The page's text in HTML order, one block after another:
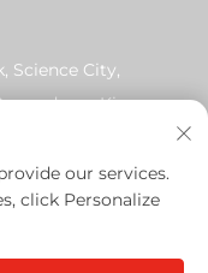
Science City,
Kina
our services.
click Personalize